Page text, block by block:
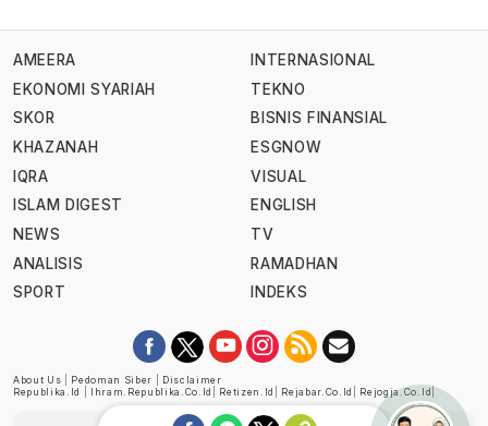
AMEERA
EKONOMI SYARIAH
SKOR
KHAZANAH
IQRA
ISLAM DIGEST
NEWS
ANALISIS
SPORT
INTERNASIONAL
TEKNO
BISNIS FINANSIAL
ESGNOW
VISUAL
ENGLISH
TV
RAMADHAN
INDEKS
About Us Pedoman Siber
Disclaimer
Republika.id
Ihram.republika.co.id Retizen.id Rejabar.co.id Rejogja.co.id